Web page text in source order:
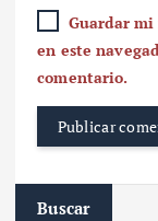
Guardar
en este
comentario.
Buscar